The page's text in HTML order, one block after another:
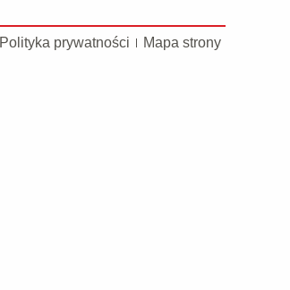
Polityka prywatności Mapa strony